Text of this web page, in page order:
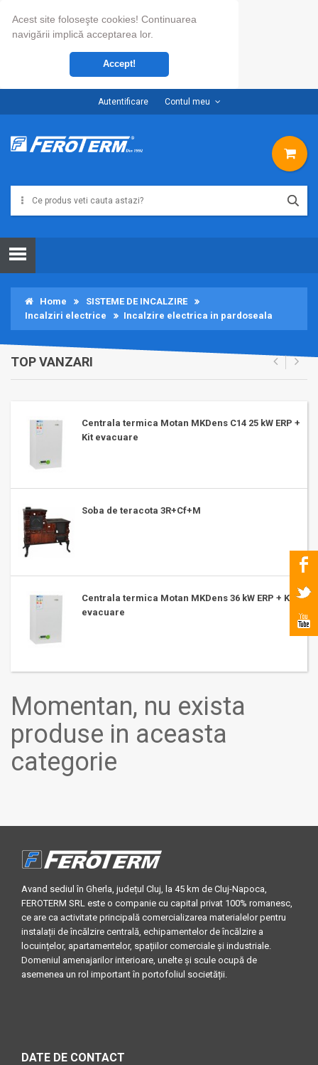
Acest site foloseşte cookies! Continuarea
navigării implică acceptarea lor.
Accept!
Autentificare Contul meu
Home
SISTEME DE INCALZIRE
Incalziri electrice
Incalzire electrica in pardoseala
TOP VANZARI
Centrala termica Motan MKDens C14 25 kW ERP +
Kit evacuare
Soba de teracota 3R+Cf+M
Centrala termica Motan MKDens 36 kW ERP + Kit
evacuare
Momentan, nu exista
produse in aceasta
categorie
Avand sediul în Gherla, județul Cluj, la 45 km de Cluj-Napoca,
FEROTERM SRL este o companie cu capital privat 100% romanesc,
ce are ca activitate principală comercializarea materialelor pentru
instalații de încălzire centrală, echipamentelor de încălzire a
locuințelor, apartamentelor, spațiilor comerciale și industriale.
Domeniul amenajarilor interioare, unelte și scule ocupă de
asemenea un rol important în portofoliul societății.
DATE DE CONTACT